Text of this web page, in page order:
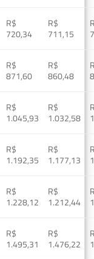
R$
720,34
R$
711,15
R$
871,60
R$
860,48
R$
1.045,93
R$
1.032,58
R$
1.192,35
R$
1.177,13
R$
1.228,12
R$
1.212,44
R$
1.495,31
R$
1.476,22